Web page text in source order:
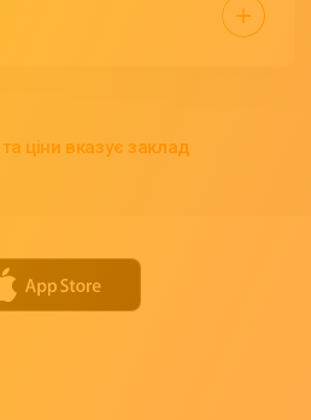
ціни вказує заклад